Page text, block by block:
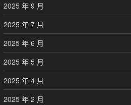
2025 年 9 月
2025 年 7 月
2025 年 6 月
2025 年 5 月
2025 年 4 月
2025 年 2 月